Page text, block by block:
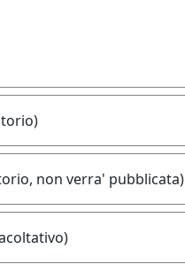
non verra' pubblicata)